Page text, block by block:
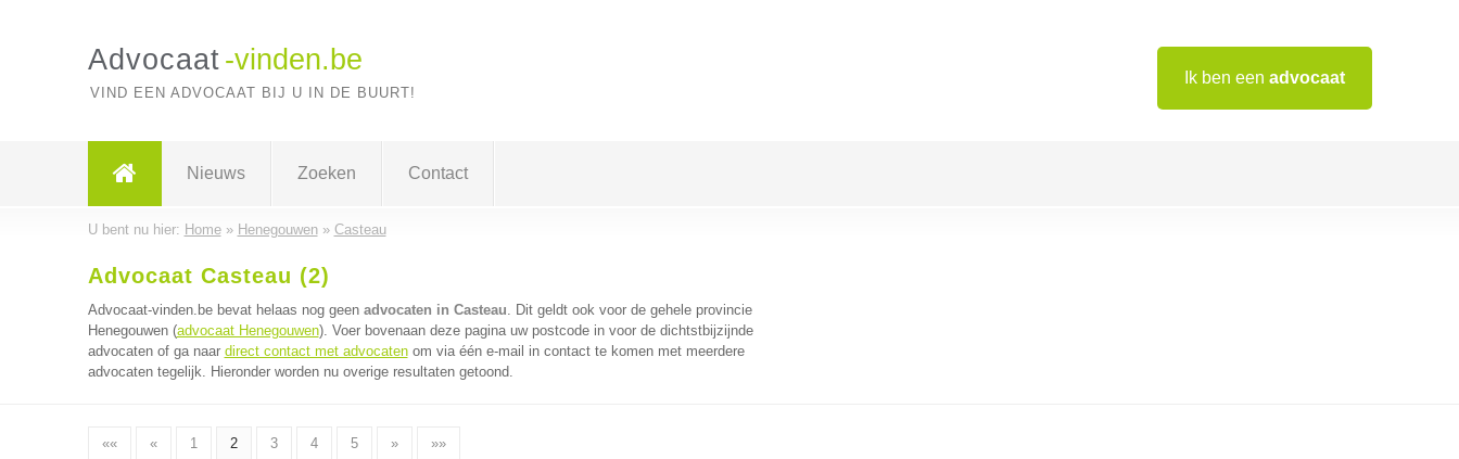
Ik ben een advocaat
Advocaat -vinden.be
VIND EEN ADVOCAAT BIJ U IN DE BUURT!
Nieuws Zoeken Contact
U bent nu hier: Home» Henegouwen» Casteau
Advocaat Casteau (2)
Advocaat-vinden.be bevat helaas nog geen advocaten in Casteau. Dit geldt ook voor de gehele provincie
Henegouwen (advocaat Henegouwen). Voer bovenaan deze pagina uw postcode in voor de dichtstbijzijnde
advocaten of ga naar direct contact met advocatenom via één e-mail in contact te komen met meerdere
advocaten tegelijk. Hieronder worden nu overige resultaten getoond.
«« « 1 2 3 4 5 » »»